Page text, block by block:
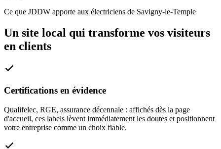
Ce que JDDW apporte aux électriciens de Savigny-le-Temple
Un site local qui transforme vos visiteurs
en clients
Certifications en évidence
Qualifelec, RGE, assurance décennale : affichés dès la page
d'accueil, ces labels lèvent immédiatement les doutes et positionnent
votre entreprise comme un choix fiable.